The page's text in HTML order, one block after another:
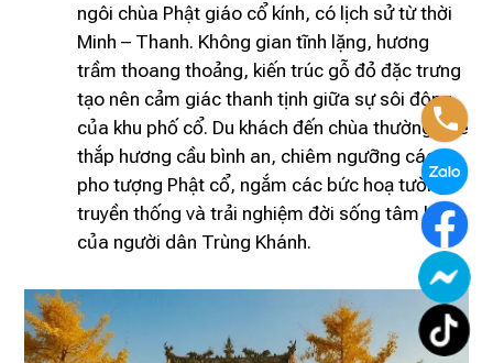
ngôi chùa Phật giáo cổ kính, có lịch sử từ thời
Minh – Thanh. Không gian tĩnh lặng, hương
trầm thoang thoảng, kiến trúc gỗ đỏ đặc trưng
tạo nên cảm giác thanh tịnh giữa sự sôi động
của khu phố cổ. Du khách đến chùa thường ghé
thắp hương cầu bình an, chiêm ngưỡng các
pho tượng Phật cổ, ngắm các bức hoạ tường
truyền thống và trải nghiệm đời sống tâm linh
của người dân Trùng Khánh.